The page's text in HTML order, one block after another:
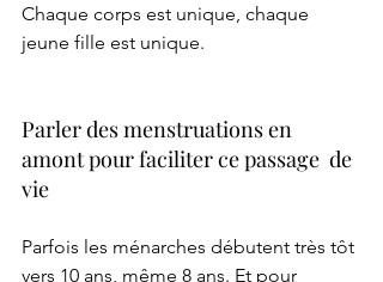
Chaque corps est unique, chaque
jeune fille est unique.
Parler des menstruations en
amont pour faciliter ce passage  de
vie
Parfois les ménarches débutent très tôt
vers 10 ans, même 8 ans. Et pour